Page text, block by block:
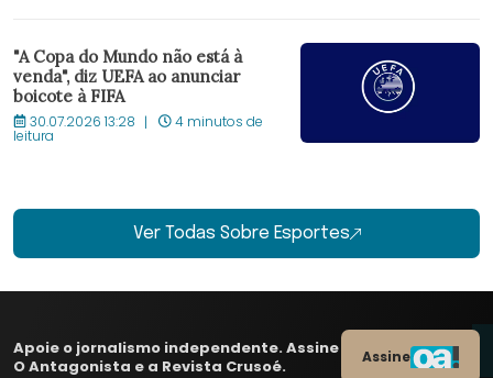
"A Copa do Mundo não está à
venda", diz UEFA ao anunciar
boicote à FIFA
30.07.2026 13:28 4 minutos de
leitura
Ver Todas Sobre Esportes
Apoie o jornalismo independente. Assine
O Antagonista e a Revista Crusoé.
Assine